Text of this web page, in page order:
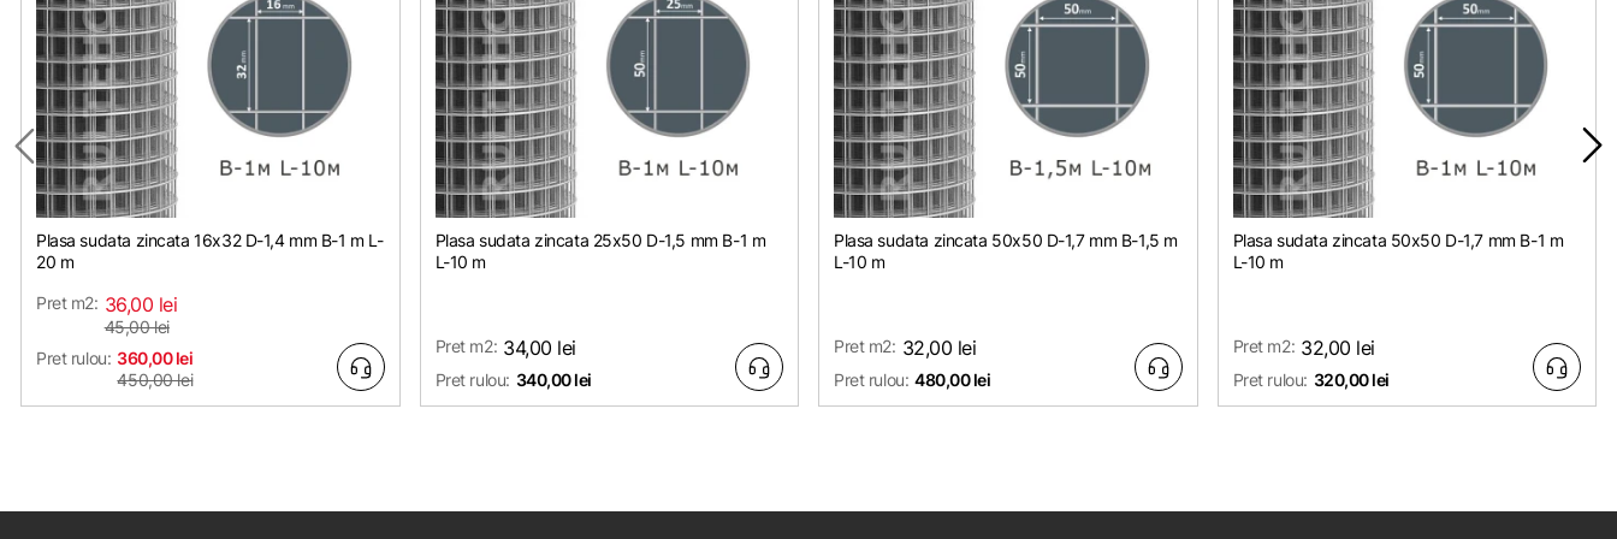
Plasa sudata zincata 16х32 D-1,4 mm B-1 m L-
20 m
Pret m2: 36,00 lei
45,00 lei
Pret rulou: 360,00 lei
450,00 lei
Plasa sudata zincata 25х50 D-1,5 mm B-1 m
L-10 m
Pret m2: 34,00 lei
Pret rulou: 340,00 lei
Plasa sudata zincata 50х50 D-1,7 mm B-1,5 m
L-10 m
Pret m2: 32,00 lei
Pret rulou: 480,00 lei
Plasa sudata zincata 50х50 D-1,7 mm B-1 m
L-10 m
Pret m2: 32,00 lei
Pret rulou: 320,00 lei